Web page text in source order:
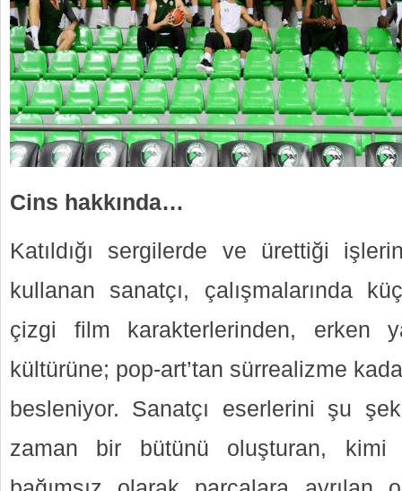
Cins hakkında…
Katıldığı sergilerde ve ürettiği
kullanan sanatçı, çalışmalarında
çizgi film karakterlerinden, erken
kültürüne; pop-art’tan sürrealizme
besleniyor. Sanatçı eserlerini şu
zaman bir bütünü oluşturan, kimi